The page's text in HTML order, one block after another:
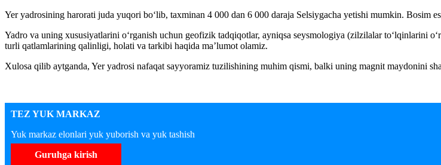
Yer yadrosining harorati juda yuqori bo‘lib, taxminan 4 000 dan 6 000 daraja Selsiygacha yetishi mumkin. Bosim
Yadro va uning xususiyatlarini o‘rganish uchun geofizik tadqiqotlar, ayniqsa seysmologiya (zilzilalar to‘lqinlarini
turli qatlamlarining qalinligi, holati va tarkibi haqida ma’lumot olamiz.
Xulosa qilib aytganda, Yer yadrosi nafaqat sayyoramiz tuzilishining muhim qismi, balki uning magnit maydonini
TEZ YUK MARKAZ
Yuk markaz elonlari yuk yuborish va yuk tashish
Guruhga kirish